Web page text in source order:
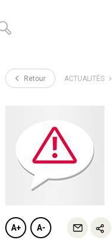
Retour ACTUALITÉS
A+ A-